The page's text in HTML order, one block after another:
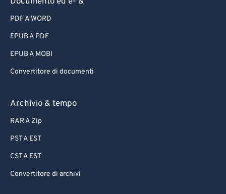
PDF A WORD
EPUB A PDF
EPUB A MOBI
Convertitore di documenti
Archivio & tempo
RAR A Zip
PST A EST
CST A EST
Convertitore di archivi